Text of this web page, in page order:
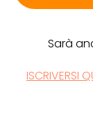
Sarà
ISCRIVERSI